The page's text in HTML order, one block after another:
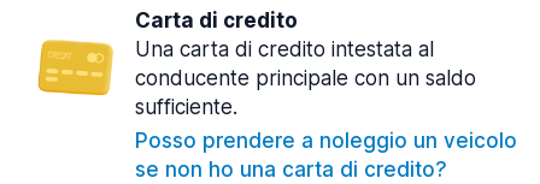
Carta di credito
Una carta di credito intestata al
conducente principale con un saldo
sufficiente.
Posso prendere a noleggio un veicolo
se non ho una carta di credito?